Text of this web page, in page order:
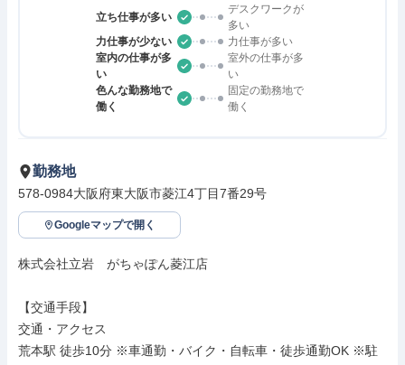
立ち仕事が多い
デスクワークが
多い
力仕事が少ない
力仕事が多い
室内の仕事が多
い
室外の仕事が多
い
色んな勤務地で
働く
固定の勤務地で
働く
勤務地
578-0984大阪府東大阪市菱江4丁目7番29号
Googleマップで開く
株式会社立岩　がちゃぽん菱江店
【交通手段】
交通・アクセス
荒本駅 徒歩10分 ※車通勤・バイク・自転車・徒歩通勤OK ※駐